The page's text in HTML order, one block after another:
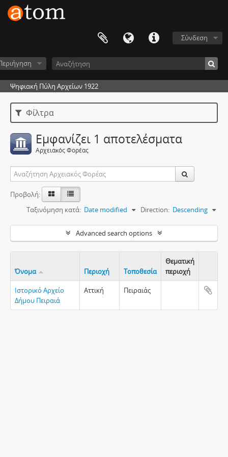
Σύνδεση
Ψηφιακή Πύλη Αρχείων 1922
Φίλτρα
Εμφανίζει 1 αποτελέσματα
Αρχειακός Φορέας
Προβολή:
Ταξινόμηση κατά: Date modified Direction: Descending
Advanced search options
Όνομα Περιοχή Τοποθεσία
Θεματική
περιοχή
Ιστορικό Αρχείο
Δήμου Πειραιά
Αττική Πειραιάς